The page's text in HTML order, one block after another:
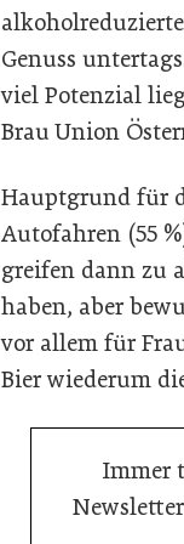
Genuss
viel Potenzial
Brau Union
Hauptgrund für
Autofahren (55
greifen dann zu
haben, aber
vor allem für
Bier wiederum
Immer